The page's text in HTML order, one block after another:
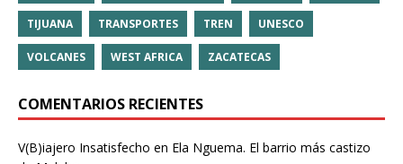
TIJUANA TRANSPORTES TREN UNESCO
VOLCANES WEST AFRICA ZACATECAS
COMENTARIOS RECIENTES
V(B)iajero Insatisfecho en Ela Nguema. El barrio más castizo